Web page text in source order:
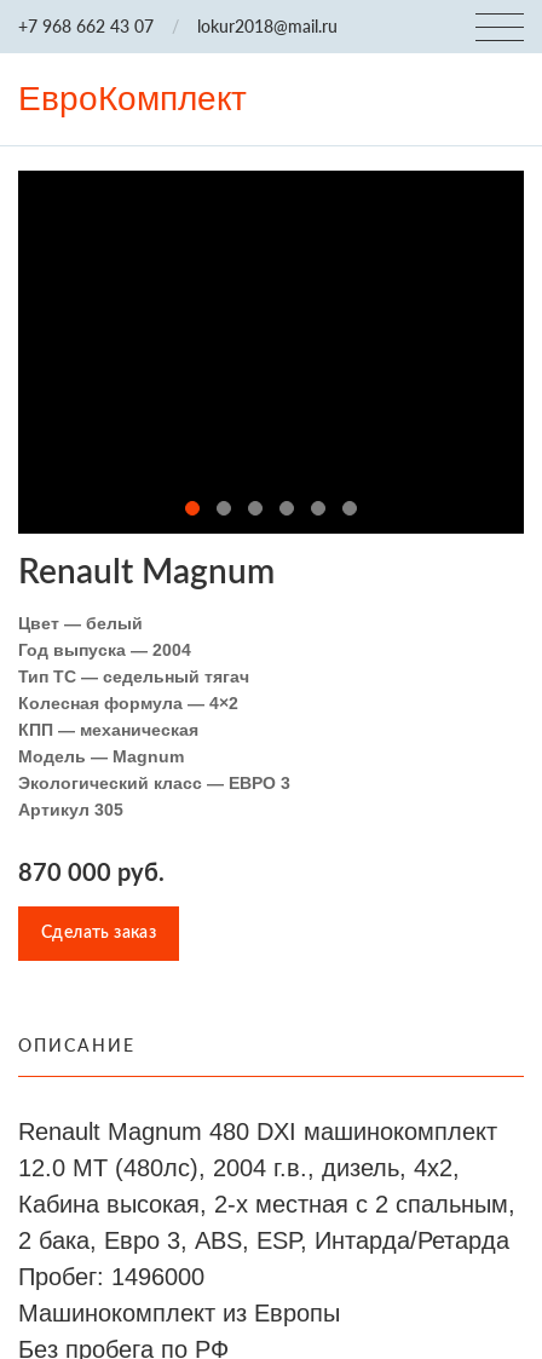
+7 968 662 43 07 / lokur2018@mail.ru
ЕвроКомплект
Renault Magnum
Цвет — белый
Год выпуска — 2004
Тип ТС — седельный тягач
Колесная формула — 4×2
КПП — механическая
Модель — Magnum
Экологический класс — ЕВРО 3
Артикул 305
870 000 руб.
Сделать заказ
ОПИСАНИЕ
Renault Magnum 480 DXI машинокомплект
12.0 MT (480лс), 2004 г.в., дизель, 4х2,
Кабина высокая, 2-х местная с 2 спальным,
2 бака, Евро 3, ABS, ESP, Интарда/Ретарда
Пробег: 1496000
Машинокомплект из Европы
Без пробега по РФ